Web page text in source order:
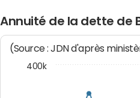
Annuité de la dette de
(Source : JDN d'après
400k